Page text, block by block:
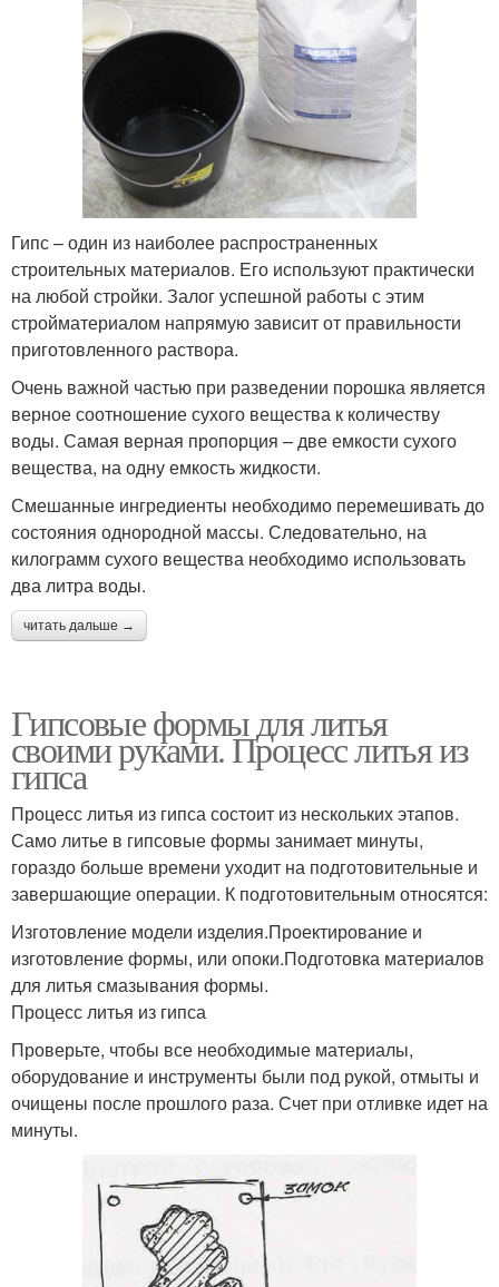
Гипс – один из наиболее распространенных
строительных материалов. Его используют практически
на любой стройки. Залог успешной работы с этим
стройматериалом напрямую зависит от правильности
приготовленного раствора.
Очень важной частью при разведении порошка является
верное соотношение сухого вещества к количеству
воды. Самая верная пропорция – две емкости сухого
вещества, на одну емкость жидкости.
Смешанные ингредиенты необходимо перемешивать до
состояния однородной массы. Следовательно, на
килограмм сухого вещества необходимо использовать
два литра воды.
читать дальше →
Гипсовые формы для литья
своими руками. Процесс литья из
гипса
Процесс литья из гипса состоит из нескольких этапов.
Само литье в гипсовые формы занимает минуты,
гораздо больше времени уходит на подготовительные и
завершающие операции. К подготовительным относятся:
Изготовление модели изделия.Проектирование и
изготовление формы, или опоки.Подготовка материалов
для литья смазывания формы.
Процесс литья из гипса
Проверьте, чтобы все необходимые материалы,
оборудование и инструменты были под рукой, отмыты и
очищены после прошлого раза. Счет при отливке идет на
минуты.